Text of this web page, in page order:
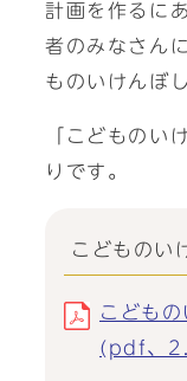
計画を作るに
者のみなさん
ものいけんぼ
「こどものい
りです。
こどものい
こども
(pdf、